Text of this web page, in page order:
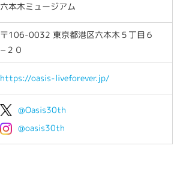
六本木ミュージアム
〒106-0032 東京都港区六本木５丁目６
−２０
https://oasis-liveforever.jp/
@Oasis30th
@oasis30th